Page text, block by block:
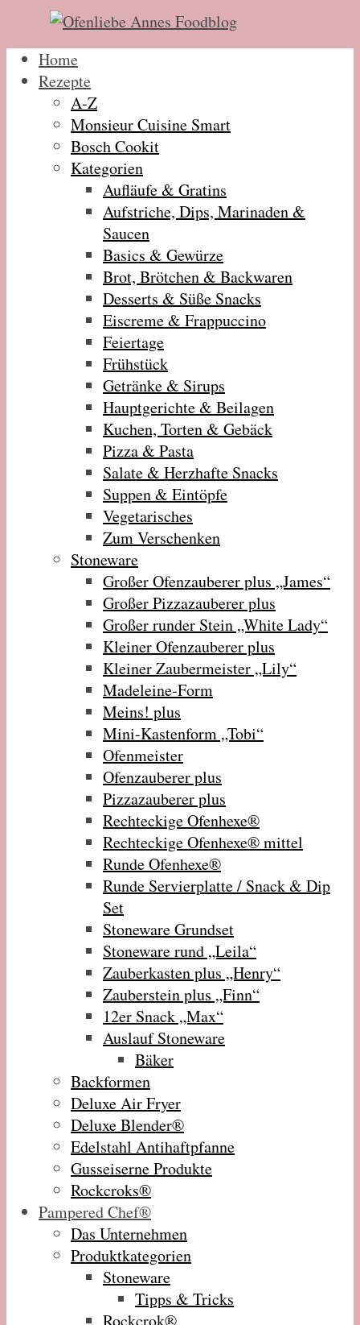
Home
Rezepte
A-Z
Monsieur Cuisine Smart
Bosch Cookit
Kategorien
Aufläufe & Gratins
Aufstriche, Dips, Marinaden &
Saucen
Basics & Gewürze
Brot, Brötchen & Backwaren
Desserts & Süße Snacks
Eiscreme & Frappuccino
Feiertage
Frühstück
Getränke & Sirups
Hauptgerichte & Beilagen
Kuchen, Torten & Gebäck
Pizza & Pasta
Salate & Herzhafte Snacks
Suppen & Eintöpfe
Vegetarisches
Zum Verschenken
Stoneware
Großer Ofenzauberer plus „James“
Großer Pizzazauberer plus
Großer runder Stein „White Lady“
Kleiner Ofenzauberer plus
Kleiner Zaubermeister „Lily“
Madeleine-Form
Meins! plus
Mini-Kastenform „Tobi“
Ofenmeister
Ofenzauberer plus
Pizzazauberer plus
Rechteckige Ofenhexe®
Rechteckige Ofenhexe® mittel
Runde Ofenhexe®
Runde Servierplatte / Snack & Dip
Set
Stoneware Grundset
Stoneware rund „Leila“
Zauberkasten plus „Henry“
Zauberstein plus „Finn“
12er Snack „Max“
Auslauf Stoneware
Bäker
Backformen
Deluxe Air Fryer
Deluxe Blender®
Edelstahl Antihaftpfanne
Gusseiserne Produkte
Rockcroks®
Pampered Chef®
Das Unternehmen
Produktkategorien
Stoneware
Tipps & Tricks
Rockcrok®